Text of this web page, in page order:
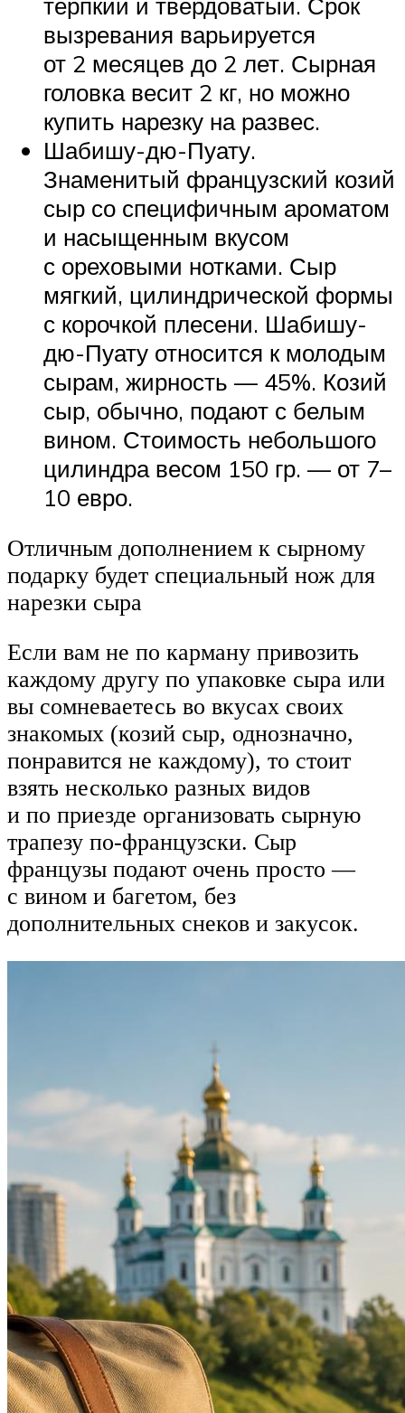
вызревания варьируется
от 2 месяцев до 2 лет. Сырная
головка весит 2 кг, но можно
купить нарезку на развес.
Шабишу-дю-Пуату.
Знаменитый французский козий
сыр со специфичным ароматом
и насыщенным вкусом
с ореховыми нотками. Сыр
мягкий, цилиндрической формы
с корочкой плесени. Шабишу-
дю-Пуату относится к молодым
сырам, жирность — 45%. Козий
сыр, обычно, подают с белым
вином. Стоимость небольшого
цилиндра весом 150 гр. — от 7–
10 евро.
Отличным дополнением к сырному
подарку будет специальный нож для
нарезки сыра
Если вам не по карману привозить
каждому другу по упаковке сыра или
вы сомневаетесь во вкусах своих
знакомых (козий сыр, однозначно,
понравится не каждому), то стоит
взять несколько разных видов
и по приезде организовать сырную
трапезу по-французски. Сыр
французы подают очень просто —
с вином и багетом, без
дополнительных снеков и закусок.